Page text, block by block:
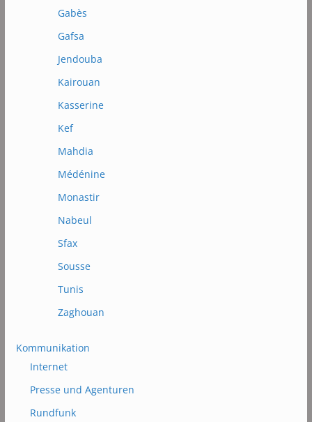
Gabès
Gafsa
Jendouba
Kairouan
Kasserine
Kef
Mahdia
Médénine
Monastir
Nabeul
Sfax
Sousse
Tunis
Zaghouan
Kommunikation
Internet
Presse und Agenturen
Rundfunk